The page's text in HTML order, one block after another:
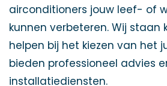
airconditioners jouw leef- of
kunnen verbeteren. Wij staan
helpen bij het kiezen van het
bieden professioneel advies
installatiediensten.